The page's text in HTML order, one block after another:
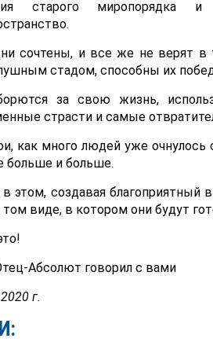
старого
сочтены, и все же не верят в
стадом, способны их
за свою жизнь,
страсти и самые
как много людей уже
больше и больше.
создавая благоприятный
виде, в котором они будут
Абсолют говорил с вами
г.